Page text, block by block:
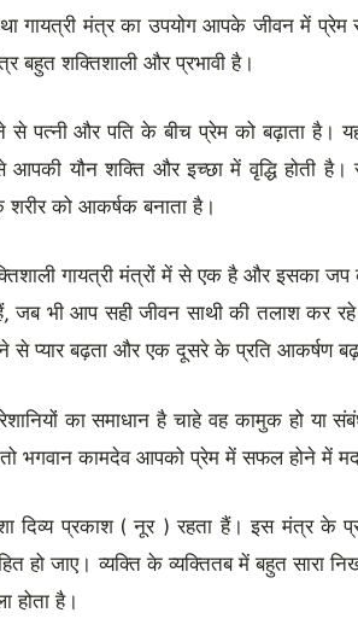
गायत्री मंत्र का उपयोग आपके जीवन में
बहुत शक्तिशाली और प्रभावी है।
पत्नी और पति के बीच प्रेम को बढ़ाता है।
यौन शक्ति और इच्छा में वृद्धि होती
को आकर्षक बनाता है।
गायत्री मंत्रों में से एक है और इसका
जब भी आप सही जीवन साथी की तलाश कर
से प्यार बढ़ता और एक दूसरे के प्रति आकर्षण
का समाधान है चाहे वह कामुक हो या
भगवान कामदेव आपको प्रेम में सफल होने में
दिव्य प्रकाश ( नूर ) रहता हैं। इस मंत्र के
हो जाए। व्यक्ति के व्यक्तितब में बहुत सारा
होता है।